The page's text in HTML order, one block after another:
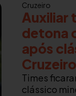
Cruzeiro
Auxiliar
detona
após
Cruzeiro
Times
clássico